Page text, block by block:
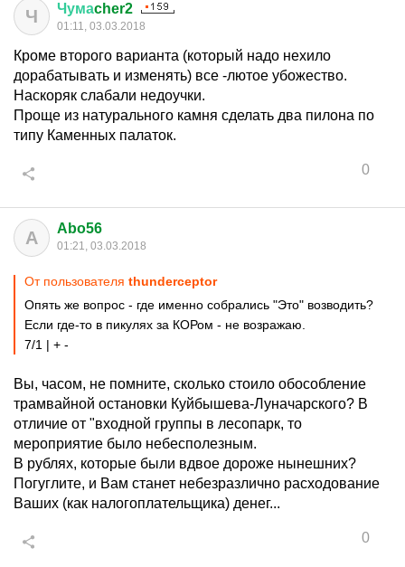
Ч Чумаcher2
01:11, 03.03.2018
Кроме второго варианта (который надо нехило
дорабатывать и изменять) все -лютое убожество.
Наскоряк слабали недоучки.
Проще из натурального камня сделать два пилона по
типу Каменных палаток.
0
A Abo56
01:21, 03.03.2018
От пользователя thunderceptor
Опять же вопрос - где именно собрались "Это" возводить?
Если где-то в пикулях за КОРом - не возражаю.
7/1 | + -
Вы, часом, не помните, сколько стоило обособление
трамвайной остановки Куйбышева-Луначарского? В
отличие от "входной группы в лесопарк, то
мероприятие было небесполезным.
В рублях, которые были вдвое дороже нынешних?
Погуглите, и Вам станет небезразлично расходование
Ваших (как налогоплательщика) денег...
0